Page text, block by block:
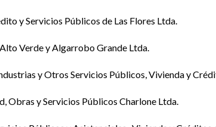
y Servicios Públicos de Las Flores Ltda.
Verde y Algarrobo Grande Ltda.
y Otros Servicios Públicos, Vivienda y
Obras y Servicios Públicos Charlone Ltda.